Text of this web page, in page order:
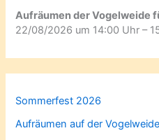
Aufräumen der Vogelweide
22/08/2026 um 14:00 Uhr –
Sommerfest 2026
Aufräumen auf der